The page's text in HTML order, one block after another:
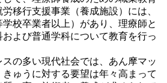
移行支援事業（養成施設）には、
校卒業者以上）があり、理療師と
および普通学科について教育を行っ
の多い現代社会では、あん摩マッ
ゅうに対する要望は年々高まって